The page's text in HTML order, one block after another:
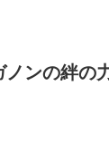
ノンの絆の